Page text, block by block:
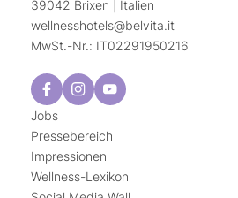
39042 Brixen | Italien
wellnesshotels@belvita.it
MwSt.-Nr.: IT02291950216
Jobs
Pressebereich
Impressionen
Wellness-Lexikon